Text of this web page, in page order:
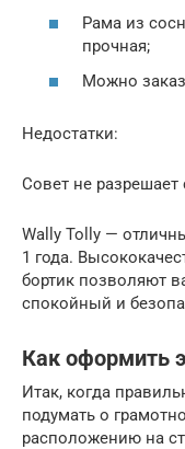
Рама из
прочная;
Можно
Недостатки:
Совет не
Wally Tolly —
1 года.
бортик позволяют
спокойный и
Как оформить
Итак, когда
подумать о
расположению на